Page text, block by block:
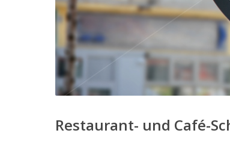
Restaurant- und Café-